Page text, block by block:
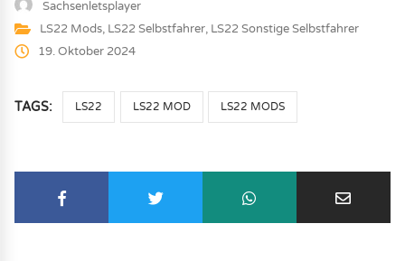
Sachsenletsplayer
LS22 Mods, LS22 Selbstfahrer, LS22 Sonstige Selbstfahrer
19. Oktober 2024
TAGS: LS22 LS22 MOD LS22 MODS